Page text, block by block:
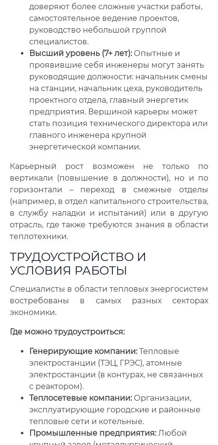
доверяют более сложные участки работы,
самостоятельное ведение проектов,
руководство небольшой группой
специалистов.
Высший уровень (7+ лет):Опытные и
проявившие себя инженеры могут занять
руководящие должности: начальник смены
на станции, начальник цеха, руководитель
проектного отдела, главный энергетик
предприятия. Вершиной карьеры может
стать позиция технического директора или
главного инженера крупной
энергетической компании.
Карьерный рост возможен не только по
вертикали (повышение в должности), но и по
горизонтали – переход в смежные отделы
(например, в отдел капитального строительства,
в службу наладки и испытаний) или в другую
отрасль, где также требуются знания в области
теплотехники.
ТРУДОУСТРОЙСТВО И
УСЛОВИЯ РАБОТЫ
Специалисты в области тепловых энергосистем
востребованы в самых разных секторах
экономики.
Где можно трудоустроиться:
Генерирующие компании:Тепловые
электростанции (ТЭЦ, ГРЭС), атомные
электростанции (в контурах, не связанных
с реактором).
Теплосетевые компании:Организации,
эксплуатирующие городские и районные
тепловые сети и котельные.
Промышленные предприятия:Любой